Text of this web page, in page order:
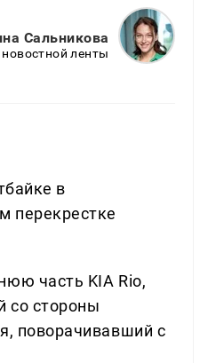
Сальникова
ленты
в
перекрестке
часть KIA Rio,
со стороны
поворачивавший с